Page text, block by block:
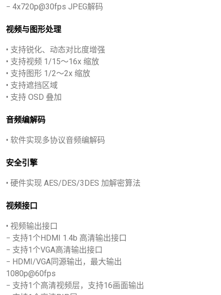
− 4x720p@30fps JPEG解码
视频与图形处理
• 支持锐化、动态对比度增强
• 支持视频 1/15～16x 缩放
• 支持图形 1/2～2x 缩放
• 支持遮挡区域
• 支持 OSD 叠加
音频编解码
• 软件实现多协议音频编解码
安全引擎
• 硬件实现 AES/DES/3DES 加解密算法
视频接口
• 视频输出接口
− 支持1个HDMI 1.4b 高清输出接口
− 支持1个VGA高清输出接口
− HDMI/VGA同源输出，最大输出
1080p@60fps
− 支持1个高清视频层，支持16画面输出